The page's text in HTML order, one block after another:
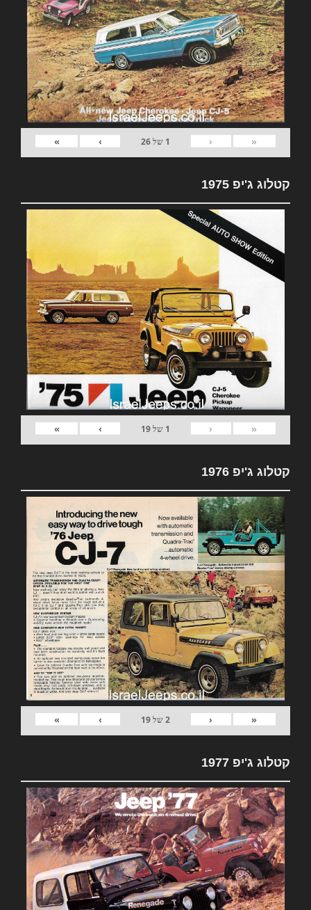
«
‹
1 של26
›
»
קטלוג ג'יפ 1975
«
‹
1 של19
›
»
קטלוג ג'יפ 1976
«
‹
2של19
›
»
קטלוג ג'יפ 1977